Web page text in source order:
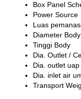
Box Panel
Power
Luas
Diameter
Tinggi
Dia. Outlet /
Dia. outlet
Dia. inlet air
Transport